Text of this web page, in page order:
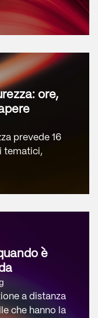
ore,
prevede 16
tematici,
è
a distanza
che hanno la